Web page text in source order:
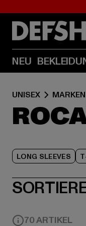
NEU
UNISEX MARKEN
LONG SLEEVES
70 ARTIKEL